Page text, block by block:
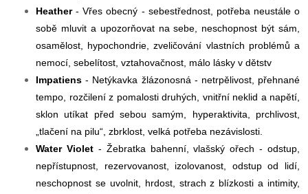
Heather- Vřes obecný - sebestřednost, potřeba neustále o
sobě mluvit a upozorňovat na sebe, neschopnost být sám,
osamělost, hypochondrie, zveličování vlastních problémů a
nemocí, sebelítost, vztahovačnost, málo lásky v dětstv
Impatiens - Netýkavka žlázonosná - netrpělivost, přehnané
tempo, rozčilení z pomalosti druhých, vnitřní neklid a napětí,
sklon utíkat před sebou samým, hyperaktivita, prchlivost,
„tlačení na pilu“, zbrklost, velká potřeba nezávislosti.
Water Violet- Žebratka bahenní, vlašský ořech - odstup,
nepřístupnost, rezervovanost, izolovanost, odstup od lidí,
neschopnost se uvolnit, hrdost, strach z blízkosti a intimity,